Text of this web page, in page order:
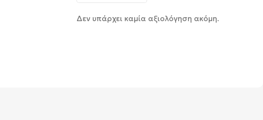
Δεν υπάρχει καμία αξιολόγηση ακόμη.